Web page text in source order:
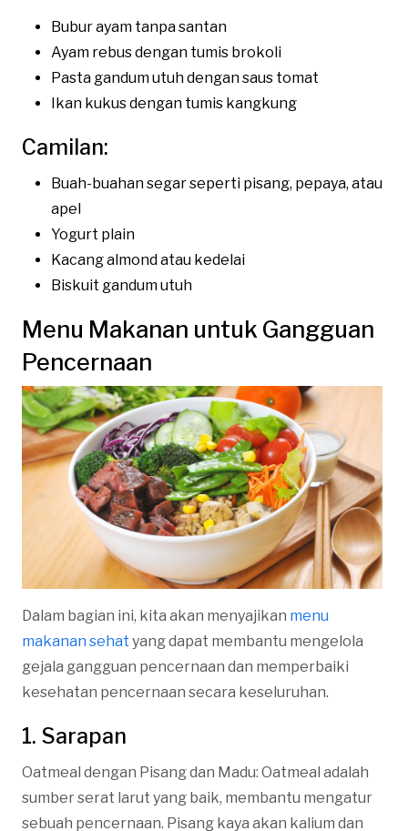
Bubur ayam tanpa santan
Ayam rebus dengan tumis brokoli
Pasta gandum utuh dengan saus tomat
Ikan kukus dengan tumis kangkung
Camilan:
Buah-buahan segar seperti pisang, pepaya, atau
apel
Yogurt plain
Kacang almond atau kedelai
Biskuit gandum utuh
Menu Makanan untuk Gangguan
Pencernaan
Dalam bagian ini, kita akan menyajikan menu
makanan sehat yang dapat membantu mengelola
gejala gangguan pencernaan dan memperbaiki
kesehatan pencernaan secara keseluruhan.
1. Sarapan
Oatmeal dengan Pisang dan Madu: Oatmeal adalah
sumber serat larut yang baik, membantu mengatur
sebuah pencernaan. Pisang kaya akan kalium dan